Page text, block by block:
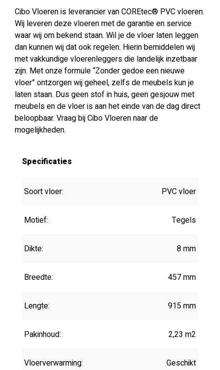
Cibo Vloeren is leverancier van COREtec® PVC vloeren.
Wij leveren deze vloeren met de garantie en service
waar wij om bekend staan. Wil je de vloer laten leggen
dan kunnen wij dat ook regelen. Hierin bemiddelen wij
met vakkundige vloerenleggers die landelijk inzetbaar
zijn. Met onze formule “Zonder gedoe een nieuwe
vloer” ontzorgen wij geheel, zelfs de meubels kun je
laten staan. Dus geen stof in huis, geen gesjouw met
meubels en de vloer is aan het einde van de dag direct
beloopbaar. Vraag bij Cibo Vloeren naar de
mogelijkheden.
Specificaties
Soort vloer: PVC vloer
Motief: Tegels
Dikte: 8 mm
Breedte: 457 mm
Lengte: 915 mm
Pakinhoud: 2,23 m2
Vloerverwarming: Geschikt